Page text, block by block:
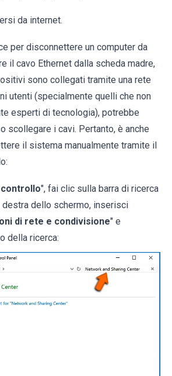
da internet.
per disconnettere un computer da
il cavo Ethernet dalla scheda madre,
sono collegati tramite una rete
utenti (specialmente quelli che non
esperti di tecnologia), potrebbe
scollegare i cavi. Pertanto, è anche
il sistema manualmente tramite il
controllo", fai clic sulla barra di ricerca
destra dello schermo, inserisci
di rete e condivisione" e
della ricerca: